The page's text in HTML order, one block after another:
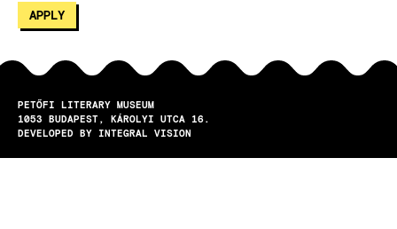
PETŐFI LITERARY MUSEUM
1053
BUDAPEST
KÁROLYI UTCA 16.
DEVELOPED BY INTEGRAL VISION